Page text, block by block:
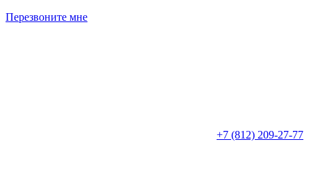
Перезвоните мне
+7 (812) 209-27-77